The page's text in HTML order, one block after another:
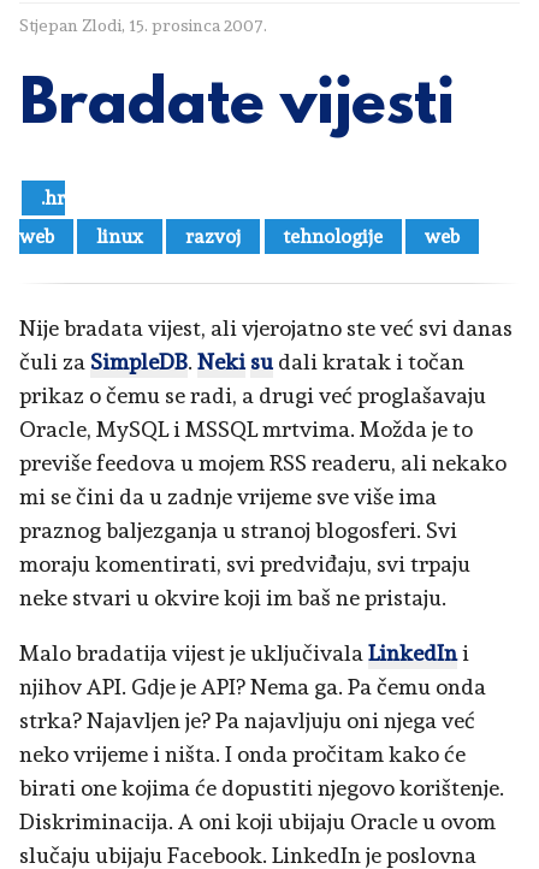
Stjepan Zlodi, 15. prosinca 2007.
Bradate vijesti
.hr
web
linux razvoj tehnologije web
Nije bradata vijest, ali vjerojatno ste već svi danas
čuli za SimpleDB. Neki su dali kratak i točan
prikaz o čemu se radi, a drugi već proglašavaju
Oracle, MySQL i MSSQL mrtvima. Možda je to
previše feedova u mojem RSS readeru, ali nekako
mi se čini da u zadnje vrijeme sve više ima
praznog baljezganja u stranoj blogosferi. Svi
moraju komentirati, svi predviđaju, svi trpaju
neke stvari u okvire koji im baš ne pristaju.
Malo bradatija vijest je uključivala LinkedIni
njihov API. Gdje je API? Nema ga. Pa čemu onda
strka? Najavljen je? Pa najavljuju oni njega već
neko vrijeme i ništa. I onda pročitam kako će
birati one kojima će dopustiti njegovo korištenje.
Diskriminacija. A oni koji ubijaju Oracle u ovom
slučaju ubijaju Facebook. LinkedIn je poslovna